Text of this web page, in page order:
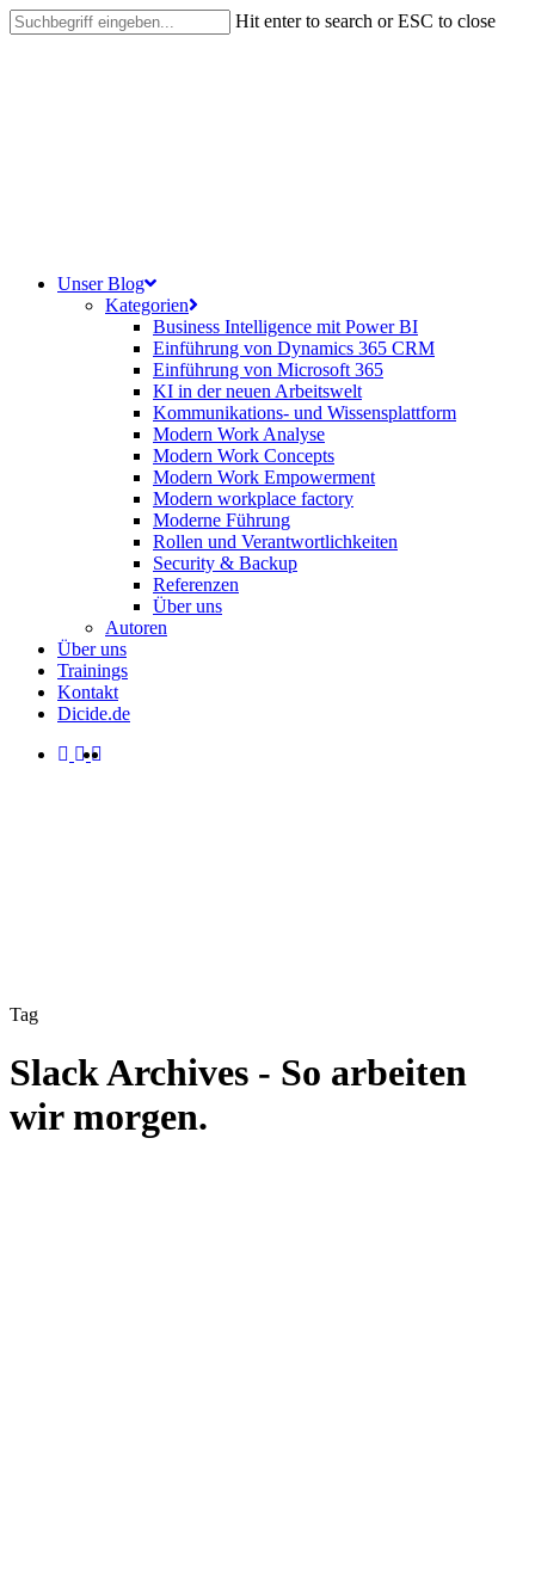
Skip
to
Hit enter to search or ESC to close
search
Menu
Unser Blog
Kategorien
Business Intelligence mit Power BI
Einführung von Dynamics 365 CRM
Einführung von Microsoft 365
KI in der neuen Arbeitswelt
Kommunikations- und Wissensplattform
Modern Work Analyse
Modern Work Concepts
Modern Work Empowerment
Modern workplace factory
Moderne Führung
Rollen und Verantwortlichkeiten
Security & Backup
Referenzen
Über uns
Autoren
Über uns
Trainings
Kontakt
Dicide.de
facebook
linkedin
instagram
Tag
Slack Archives - So arbeiten
wir morgen.